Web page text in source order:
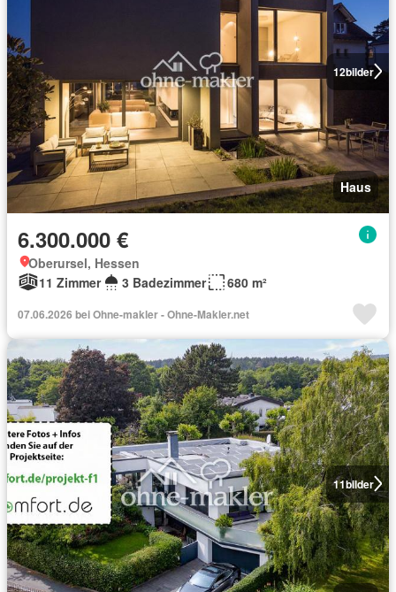
12bilder
Haus
6.300.000 €
Oberursel, Hessen
11 Zimmer
3 Badezimmer 680 m²
07.06.2026 bei Ohne-makler - Ohne-Makler.net
11bilder